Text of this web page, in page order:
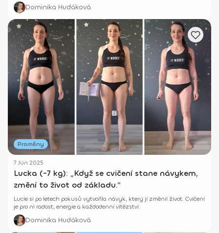
Dominika Hudáková
Proměny
7 Jún 2025
Lucka (-7 kg): „Když se cvičení stane návykem,
změní to život od základu.“
Lucie si po letech pokusů vytvořila návyk, který jí změnil život. Cvičení
je pro ni radost, energie a každodenní vítězství.
Dominika Hudáková